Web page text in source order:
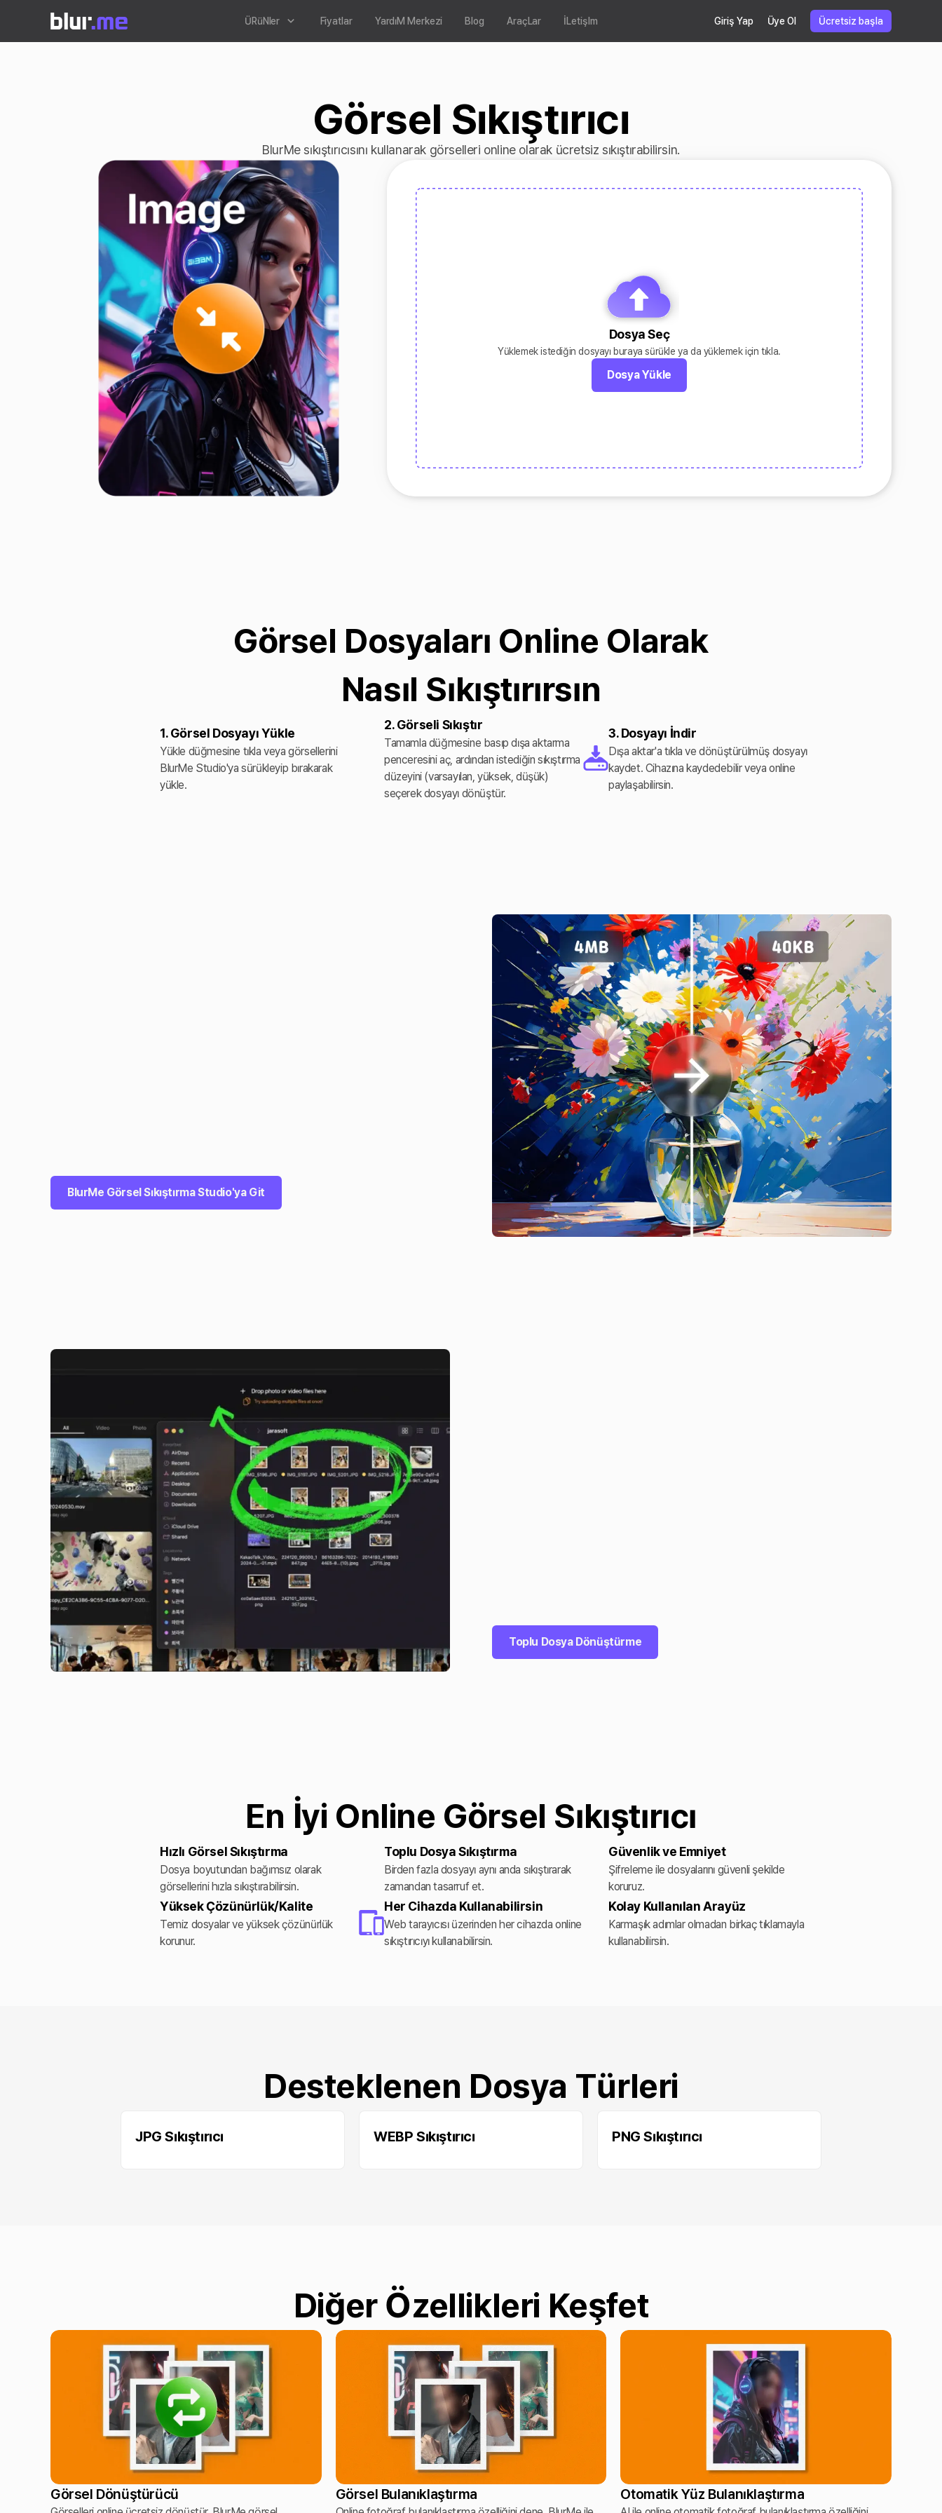
ÜRüNler Fiyatlar YardıM Merkezi Blog AraçLar İLetişIm Giriş Yap Üye Ol Ücretsiz başla
Görsel Sıkıştırıcı
BlurMe sıkıştırıcısını kullanarak görselleri online olarak ücretsiz sıkıştırabilirsin.
Dosya Seç
Yüklemek istediğin dosyayı buraya sürükle ya da yüklemek için tıkla.
Dosya Yükle
Görsel Dosyaları Online Olarak
Nasıl Sıkıştırırsın
1. Görsel Dosyayı Yükle
Yükle düğmesine tıkla veya görsellerini
BlurMe Studio'ya sürükleyip bırakarak
yükle.
2. Görseli Sıkıştır
Tamamla düğmesine basıp dışa aktarma
penceresini aç, ardından istediğin sıkıştırma
düzeyini (varsayılan, yüksek, düşük)
seçerek dosyayı dönüştür.
3. Dosyayı İndir
Dışa aktar'a tıkla ve dönüştürülmüş dosyayı
kaydet. Cihazına kaydedebilir veya online
paylaşabilirsin.
BlurMe Görsel Sıkıştırma Studio'ya Git
Toplu Dosya Dönüştürme
En İyi Online Görsel Sıkıştırıcı
Hızlı Görsel Sıkıştırma
Dosya boyutundan bağımsız olarak
görsellerini hızla sıkıştırabilirsin.
Toplu Dosya Sıkıştırma
Birden fazla dosyayı aynı anda sıkıştırarak
zamandan tasarruf et.
Güvenlik ve Emniyet
Şifreleme ile dosyalarını güvenli şekilde
koruruz.
Yüksek Çözünürlük/Kalite
Temiz dosyalar ve yüksek çözünürlük
korunur.
Her Cihazda Kullanabilirsin
Web tarayıcısı üzerinden her cihazda online
sıkıştırıcıyı kullanabilirsin.
Kolay Kullanılan Arayüz
Karmaşık adımlar olmadan birkaç tıklamayla
kullanabilirsin.
Desteklenen Dosya Türleri
JPG Sıkıştırıcı WEBP Sıkıştırıcı PNG Sıkıştırıcı
Diğer Özellikleri Keşfet
Görsel Dönüştürücü Görsel Bulanıklaştırma Otomatik Yüz Bulanıklaştırma